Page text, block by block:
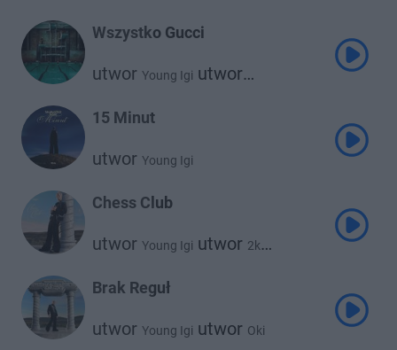
Wszystko Gucci
utwor Young Igi utwor
15 Minut
utwor Young Igi
Chess Club
utwor Young Igi utwor 2k
Brak Reguł
utwor Young Igi utwor Oki